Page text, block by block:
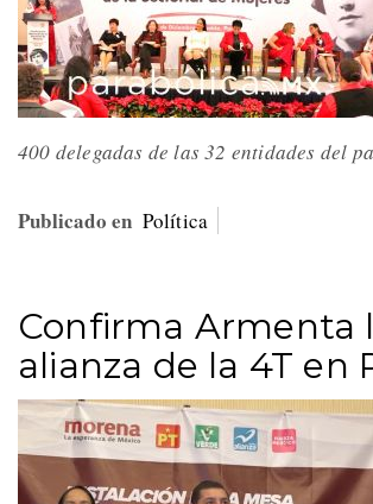
400 delegadas de las 32 entidades del
Publicado en Política
Confirma Armenta
alianza de la 4T en